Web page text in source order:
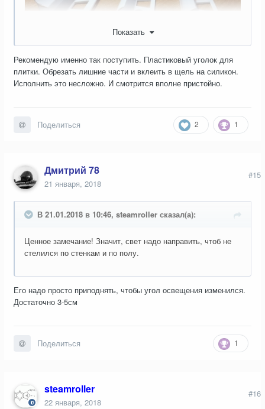
Показать
Рекомендую именно так поступить. Пластиковый уголок для
плитки. Обрезать лишние части и вклеить в щель на силикон.
Исполнить это несложно. И смотрится вполне пристойно.
2 1
Поделиться
Дмитрий 78
21 января, 2018
#15
В 21.01.2018 в 10:46, steamroller сказал(а):
Ценное замечание! Значит, свет надо направить, чтоб не
стелился по стенкам и по полу.
Его надо просто приподнять, чтобы угол освещения изменился.
Достаточно 3-5см
1
Поделиться
steamroller
22 января, 2018
#16